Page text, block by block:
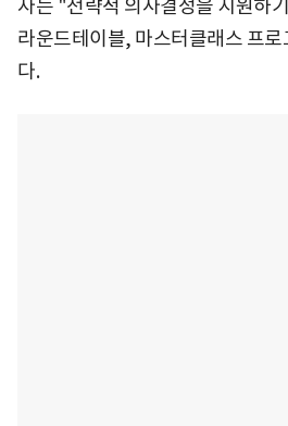
자는 "전략적 의사결정을 지원하
라운드테이블, 마스터클래스 프
다.